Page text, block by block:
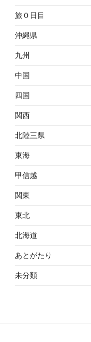
旅０日目
沖縄県
九州
中国
四国
関西
北陸三県
東海
甲信越
関東
東北
北海道
あとがたり
未分類